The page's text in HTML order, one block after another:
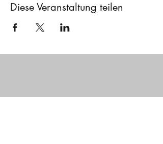
Diese Veranstaltung teilen